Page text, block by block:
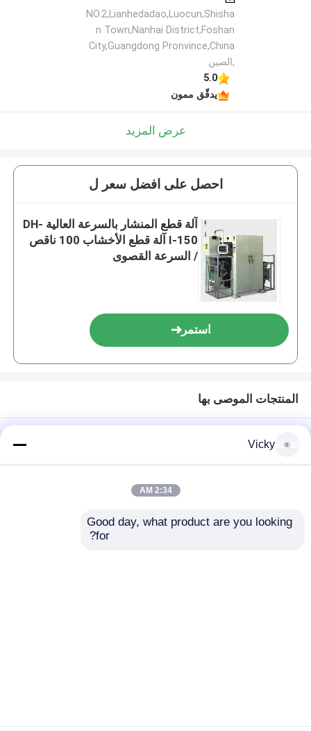
NO.2,Lianhedadao,Luocun,Shisha
n Town,Nanhai District,Foshan
City,Guangdong Pronvince,China
,الصين
5.0
يدقّق ممون
عرض المزيد
احصل على افضل سعر ل
آلة قطع المنشار بالسرعة العالية DH-
I-150 آلة قطع الأخشاب 100 ناقص
/ السرعة القصوى
استمر
المنتجات الموصى بها
خريطة الموقع
سياسة الخصوصية
جودةنسيج ورقة خطّ
مصنع الصين.Copyright © 2026
Foshan Origin Machinery Co.,LTD. All Rights
Vicky
2:34 AM
Good day, what product are you looking
for?